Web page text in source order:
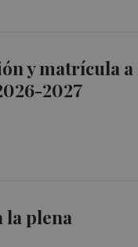
y matrícula a
2027
la plena